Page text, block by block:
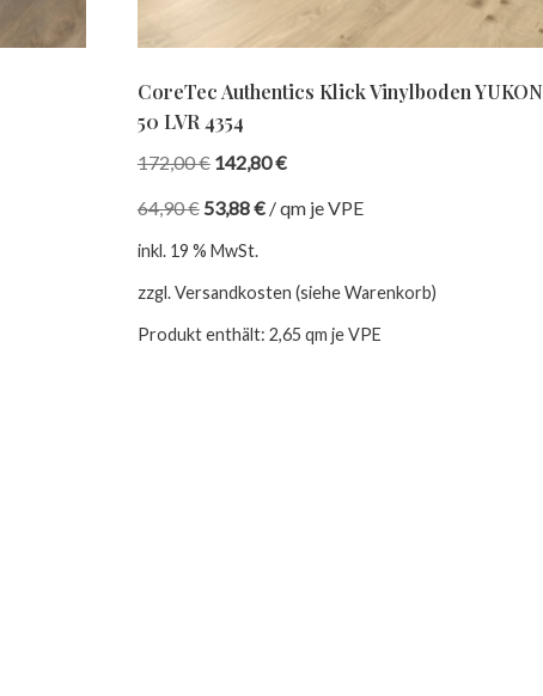
CoreTec Authentics Klick Vinylboden YUKON
50 LVR 4354
172,00€ 142,80€
64,90€ 53,88€/qm je VPE
inkl. 19 % MwSt.
zzgl. Versandkosten (siehe Warenkorb)
Produkt enthält: 2,65 qm je VPE